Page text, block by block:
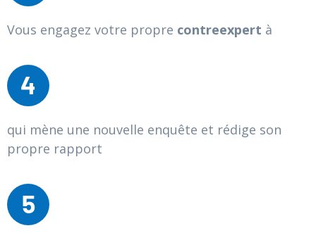
Vous engagez votre propre contreexpert à
4
qui mène une nouvelle enquête et rédige son
propre rapport
5